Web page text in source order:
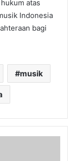
atas
Indonesia
bagi
musik